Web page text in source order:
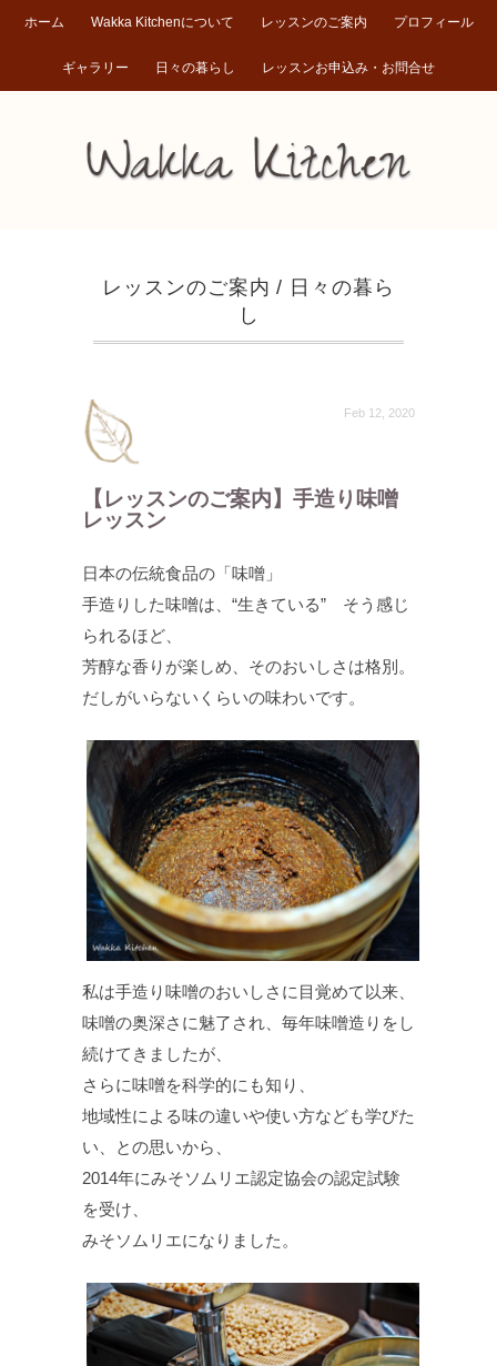
ホーム Wakka Kitchenについて レッスンのご案内 プロフィール
ギャラリー 日々の暮らし レッスンお申込み・お問合せ
レッスンのご案内 / 日々の暮ら
し
Feb 12, 2020
【レッスンのご案内】手造り味噌
レッスン
日本の伝統食品の「味噌」
手造りした味噌は、“生きている” そう感じ
られるほど、
芳醇な香りが楽しめ、そのおいしさは格別。
だしがいらないくらいの味わいです。
私は手造り味噌のおいしさに目覚めて以来、
味噌の奥深さに魅了され、毎年味噌造りをし
続けてきましたが、
さらに味噌を科学的にも知り、
地域性による味の違いや使い方なども学びた
い、との思いから、
2014年にみそソムリエ認定協会の認定試験
を受け、
みそソムリエになりました。